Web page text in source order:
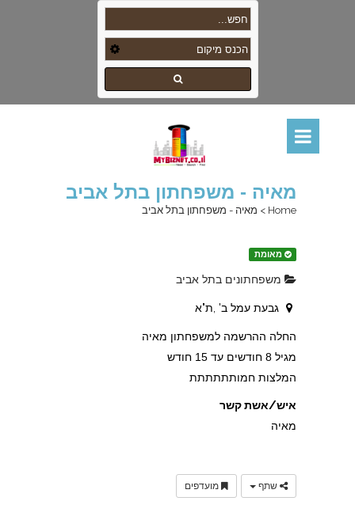
מאיה - משפחתון בתל אביב
Home
> מאיה - משפחתון בתל אביב
מאומת
משפחתונים בתל אביב
גבעת עמל ב' ,ת"א
החלה ההרשמה למשפחתון מאיה
מגיל 8 חודשים עד 15 חודש
המלצות חמותתתתתת
איש/אשת קשר
מאיה
שתף מועדפים